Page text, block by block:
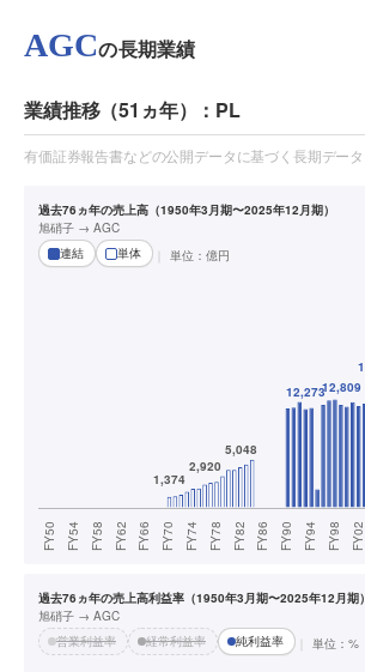
AGCの長期業績
業績推移（51ヵ年）：PL
有価証券報告書などの公開データに基づく長期データ
過去76ヵ年の売上高（1950年3月期〜2025年12月期）
旭硝子 → AGC
連結
単体 単位： 億円
過去76ヵ年の売上高利益率（1950年3月期〜2025年12月期）
旭硝子 → AGC
営業利益率
経常利益率 純利益率 単位：%